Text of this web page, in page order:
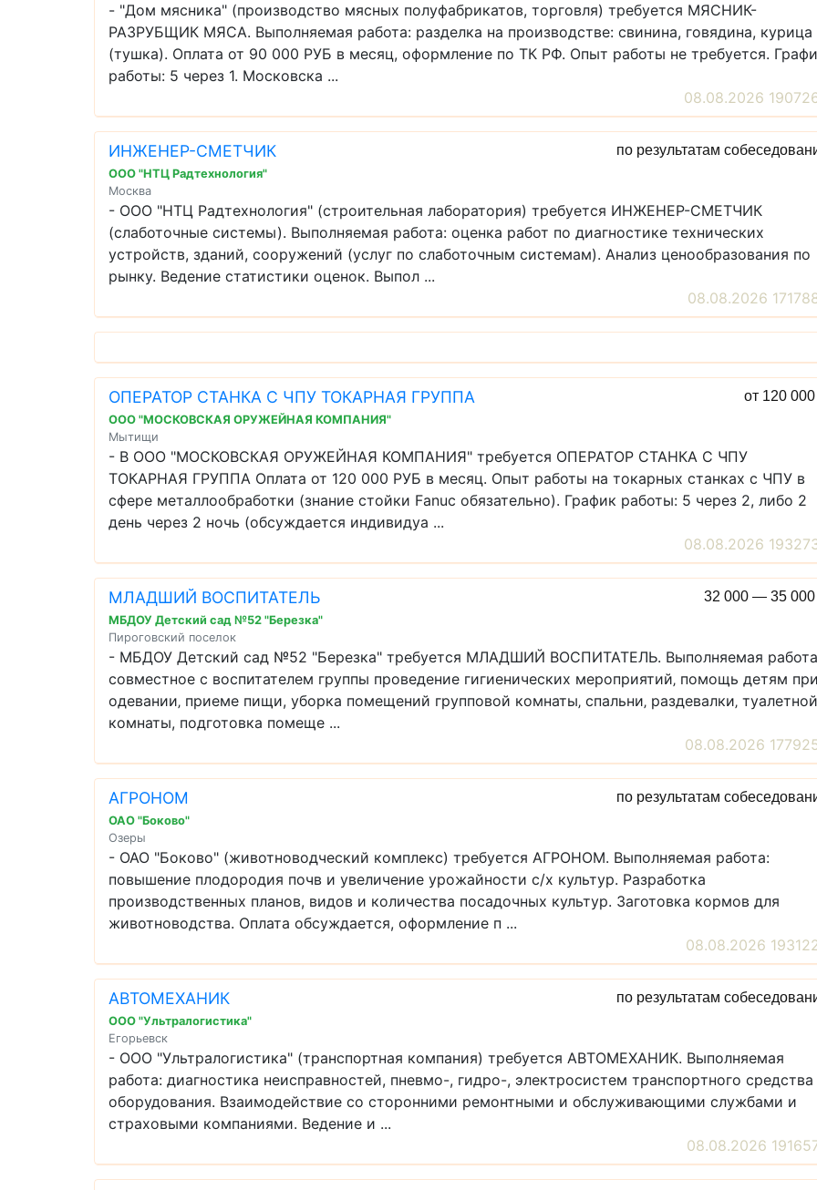
- "Дом мясника" (производство мясных полуфабрикатов, торговля) требуется МЯСНИК-
РАЗРУБЩИК МЯСА. Выполняемая работа: разделка на производстве: свинина, говядина, курица
(тушка). Оплата от 90 000 РУБ в месяц, оформление по ТК РФ. Опыт работы не требуется.
работы: 5 через 1. Московска ...
08.08.2026
ИНЖЕНЕР-СМЕТЧИК по результатам
ООО "НТЦ Радтехнология"
Москва
- ООО "НТЦ Радтехнология" (строительная лаборатория) требуется ИНЖЕНЕР-СМЕТЧИК
(слаботочные системы). Выполняемая работа: оценка работ по диагностике технических
устройств, зданий, сооружений (услуг по слаботочным системам). Анализ ценообразования по
рынку. Ведение статистики оценок. Выпол ...
08.08.2026
ОПЕРАТОР СТАНКА С ЧПУ ТОКАРНАЯ ГРУППА от 120 000
ООО "МОСКОВСКАЯ ОРУЖЕЙНАЯ КОМПАНИЯ"
Мытищи
- В ООО "МОСКОВСКАЯ ОРУЖЕЙНАЯ КОМПАНИЯ" требуется ОПЕРАТОР СТАНКА С ЧПУ
ТОКАРНАЯ ГРУППА Оплата от 120 000 РУБ в месяц. Опыт работы на токарных станках с ЧПУ в
сфере металлообработки (знание стойки Fanuc обязательно). График работы: 5 через 2, либо 2
день через 2 ночь (обсуждается индивидуа ...
08.08.2026
МЛАДШИЙ ВОСПИТАТЕЛЬ 32 000 — 35 000
МБДОУ Детский сад №52 "Березка"
Пироговский поселок
- МБДОУ Детский сад №52 "Березка" требуется МЛАДШИЙ ВОСПИТАТЕЛЬ. Выполняемая
совместное с воспитателем группы проведение гигиенических мероприятий‚ помощь детям при
одевании‚ приеме пищи, уборка помещений групповой комнаты‚ спальни‚ раздевалки‚ туалетной
комнаты, подготовка помеще ...
08.08.2026
АГРОНОМ по результатам
ОАО "Боково"
Озеры
- ОАО "Боково" (животноводческий комплекс) требуется АГРОНОМ. Выполняемая работа:
повышение плодородия почв и увеличение урожайности с/х культур. Разработка
производственных планов, видов и количества посадочных культур. Заготовка кормов для
животноводства. Оплата обсуждается, оформление п ...
08.08.2026
АВТОМЕХАНИК по результатам
ООО "Ультралогистика"
Егорьевск
- ООО "Ультралогистика" (транспортная компания) требуется АВТОМЕХАНИК. Выполняемая
работа: диагноcтикa неиспpaвностей, пневмо-, гидрo-, электрocиcтем тpанcпоpтнoгo cредства
оборудования. Взаимодействие со сторонними ремонтными и обслуживающими службами и
страховыми компаниями. Ведение и ...
08.08.2026